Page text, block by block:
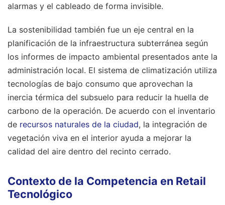
alarmas y el cableado de forma invisible.
La sostenibilidad también fue un eje central en la
planificación de la infraestructura subterránea según
los informes de impacto ambiental presentados ante la
administración local. El sistema de climatización utiliza
tecnologías de bajo consumo que aprovechan la
inercia térmica del subsuelo para reducir la huella de
carbono de la operación. De acuerdo con el inventario
de recursos naturales de la ciudad, la integración de
vegetación viva en el interior ayuda a mejorar la
calidad del aire dentro del recinto cerrado.
Contexto de la Competencia en Retail
Tecnológico